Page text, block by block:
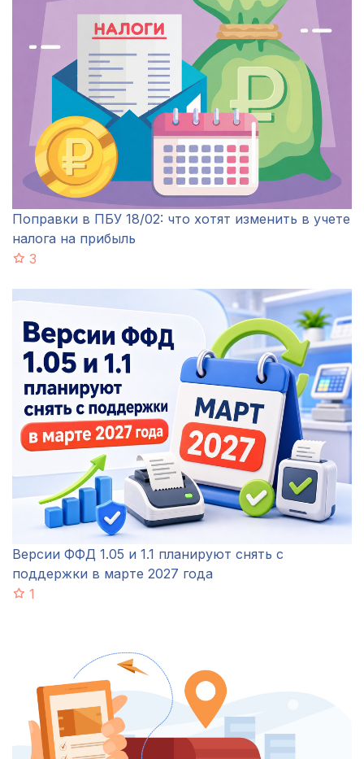
Поправки в ПБУ 18/02: что хотят изменить в учете
налога на прибыль
3
Версии ФФД 1.05 и 1.1 планируют снять с
поддержки в марте 2027 года
1